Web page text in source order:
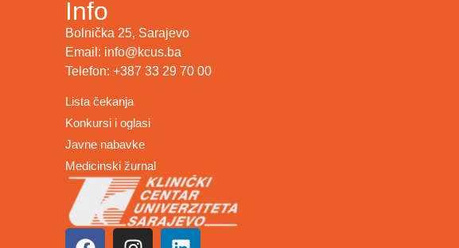
Info
Bolnička 25, Sarajevo
Email: info@kcus.ba
Telefon: +387 33 29 70 00
Lista čekanja
Konkursi i oglasi
Javne nabavke
Medicinski žurnal